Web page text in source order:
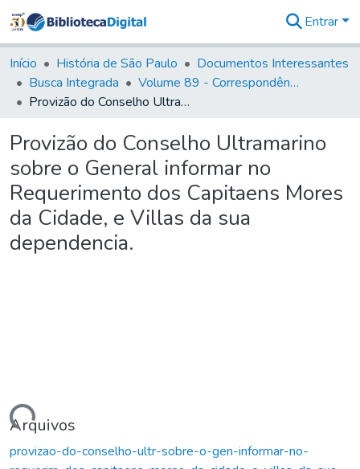
&
Coleções
Tudo na
Biblioteca
Estatísticas
Entrar
Início História de São Paulo
Documentos Interessantes
Busca Integrada
Volume 89 - Correspondência do então Governador e Capitão General de São Paulo, Antonio Manoel de Mello Castro (1797-1802)
Provizão do Conselho Ultramarino sobre o General informar no Requerimento dos Capitaens Mores da Cidade, e Villas da sua dependencia.
Provizão do Conselho Ultramarino
sobre o General informar no
Requerimento dos Capitaens Mores
da Cidade, e Villas da sua
dependencia.
Carregando...
Arquivos
provizao-do-conselho-ultr-sobre-o-gen-informar-no-